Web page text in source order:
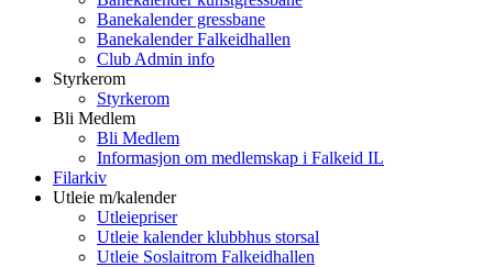
Banekalender gressbane
Banekalender Falkeidhallen
Club Admin info
Styrkerom
Styrkerom
Bli Medlem
Bli Medlem
Informasjon om medlemskap i Falkeid IL
Filarkiv
Utleie m/kalender
Utleiepriser
Utleie kalender klubbhus storsal
Utleie Soslaitrom Falkeidhallen